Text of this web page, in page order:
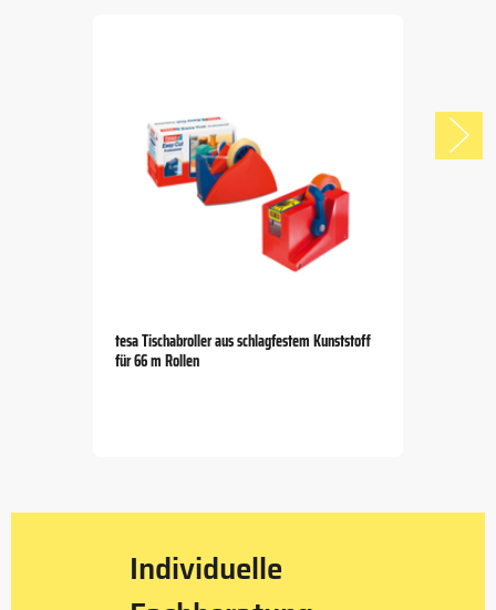
tesa Tischabroller aus schlagfestem Kunststoff
für 66 m Rollen
Individuelle